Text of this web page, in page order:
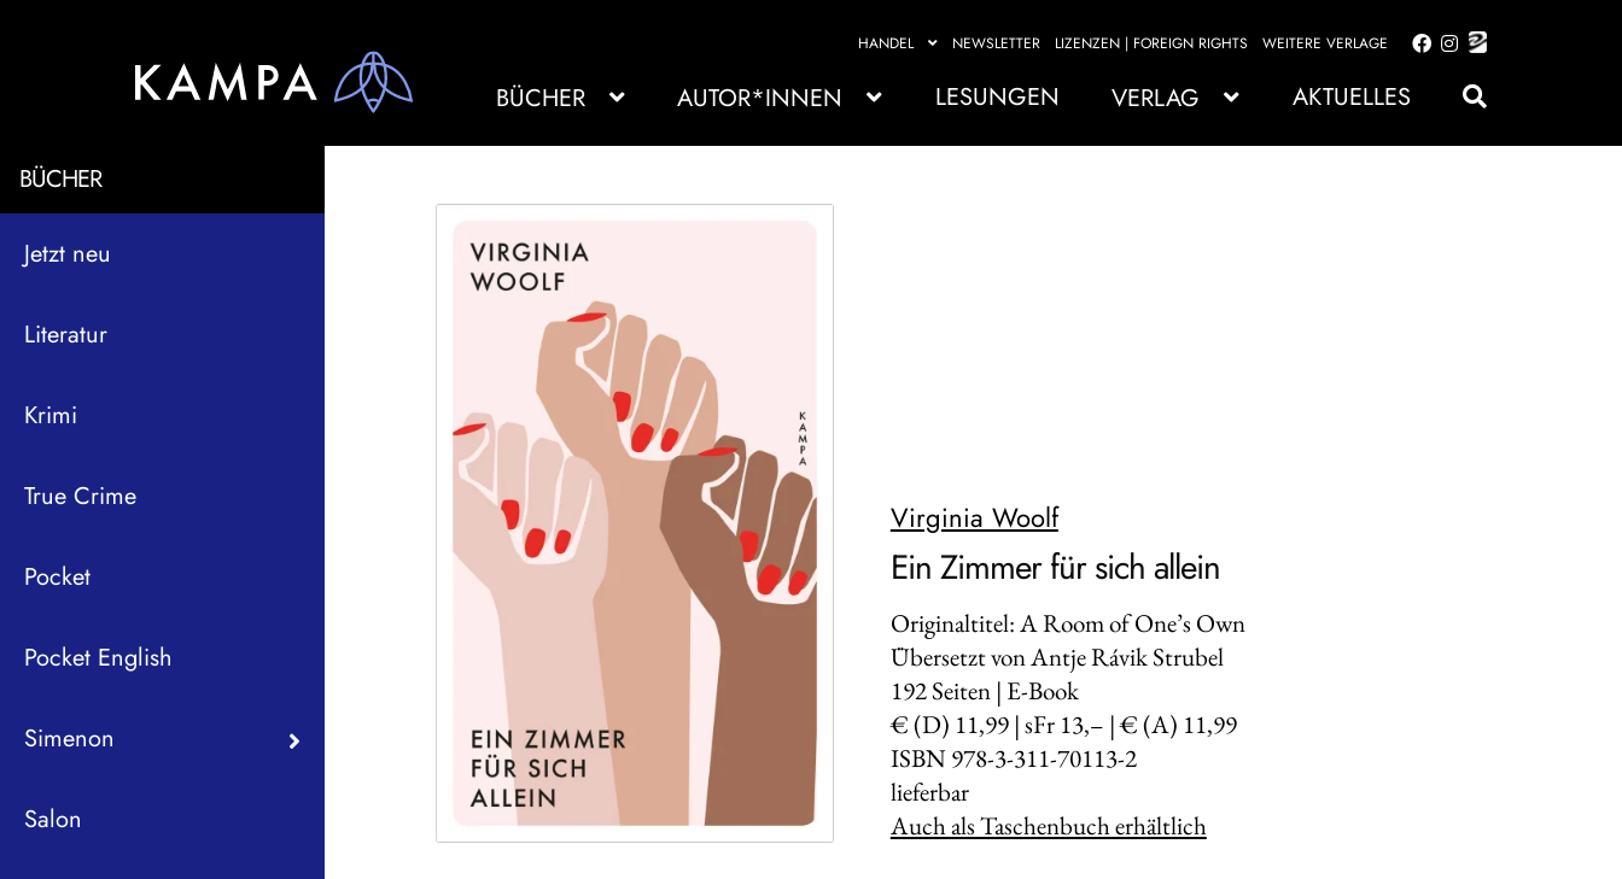
HANDEL NEWSLETTER LIZENZEN | FOREIGN RIGHTS WEITERE VERLAGE
Zur
springen
Zum
springen
BÜCHER AUTOR*INNEN LESUNGEN VERLAG AKTUELLES
BÜCHER
Jetzt neu
Literatur
Krimi
True Crime
Pocket
Pocket English
Simenon
Salon
Virginia Woolf
Ein Zimmer für sich allein
Originaltitel: A Room of One’s Own
Übersetzt von Antje Rávik Strubel
192Seiten | E-Book
€ (D) 11,99 | sFr 13,– | € (A) 11,99
ISBN 978-3-311-70113-2
lieferbar
Auch als Taschenbuch erhältlich